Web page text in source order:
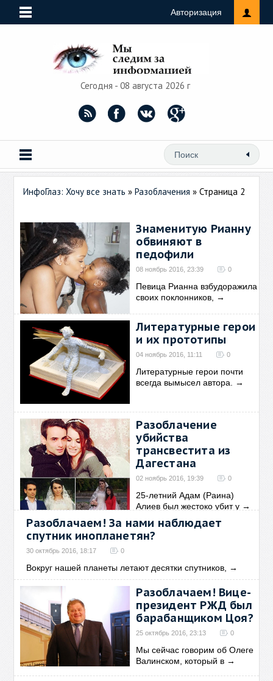
Авторизация
Сегодня - 08 августа 2026 г
ИнфоГлаз: Хочу все знать »Разоблачения » Страница 2
Знаменитую Рианну
обвиняют в
педофили
08 ноябрь 2016, 23:39 0
Певица Рианна взбудоражила
своих поклонников,
→
Литературные герои
и их прототипы
04 ноябрь 2016, 11:11 0
Литературные герои почти
всегда вымысел автора.
→
Разоблачение
убийства
трансвестита из
Дагестана
02 ноябрь 2016, 19:39 0
25-летний Адам (Раина)
Алиев был жестоко убит у →
Разоблачаем! За нами наблюдает
спутник инопланетян?
30 октябрь 2016, 18:17 0
Вокруг нашей планеты летают десятки спутников, →
Разоблачаем! Вице-
президент РЖД был
барабанщиком Цоя?
25 октябрь 2016, 23:13 0
Мы сейчас говорим об Олеге
Валинском, который в →